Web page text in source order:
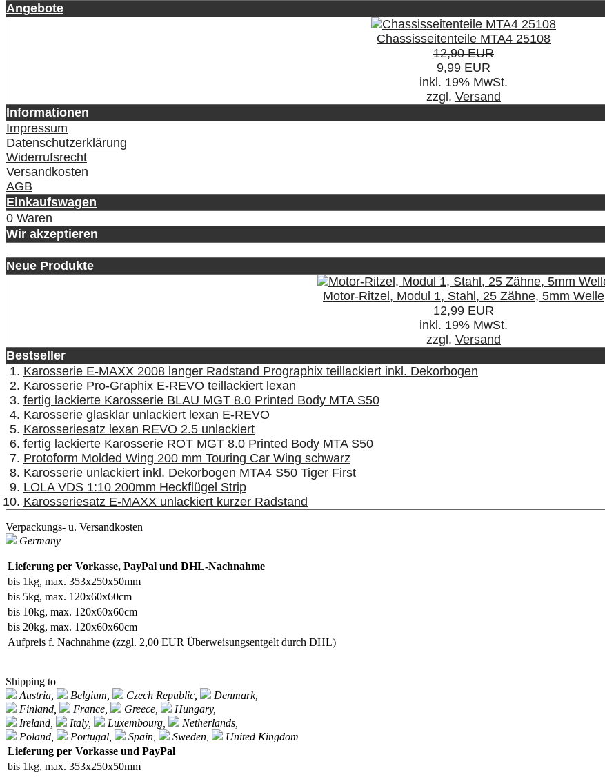
Angebote
Chassisseitenteile MTA4 25108
12,90 EUR
9,99 EUR
inkl. 19% MwSt.
zzgl. Versand
Informationen
Impressum
Datenschutzerklärung
Widerrufsrecht
Versandkosten
AGB
Einkaufswagen
0 Waren
Wir akzeptieren
Neue Produkte
Motor-Ritzel, Modul 1, Stahl, 25 Zähne, 5mm Welle
12,99 EUR
inkl. 19% MwSt.
zzgl. Versand
Bestseller
Karosserie E-MAXX 2008 langer Radstand Prographix teillackiert inkl. Dekorbogen
Karosserie Pro-Graphix E-REVO teillackiert lexan
fertig lackierte Karosserie BLAU MGT 8.0 Printed Body MTA S50
Karosserie glasklar unlackiert lexan E-REVO
Karosseriesatz lexan REVO 2.5 unlackiert
fertig lackierte Karosserie ROT MGT 8.0 Printed Body MTA S50
Protoform Molded Wing 200 mm Touring Car Wing schwarz
Karosserie unlackiert inkl. Dekorbogen MTA4 S50 Tiger First
LOLA VDS 1:10 200mm Heckflügel Strip
Karosseriesatz E-MAXX unlackiert kurzer Radstand
Verpackungs- u. Versandkosten
Germany
Lieferung per Vorkasse, PayPal und DHL-Nachnahme
bis 1kg, max. 353x250x50mm
bis 5kg, max. 120x60x60cm
bis 10kg, max. 120x60x60cm
bis 20kg, max. 120x60x60cm
Aufpreis f. Nachnahme (zzgl. 2,00 EUR Überweisungsentgelt durch DHL)
Shipping to
Austria,
Belgium, Czech Republic,
Denmark,
Finland,
France, Greece,
Hungary,
Ireland,
Italy, Luxembourg,
Netherlands,
Poland,
Portugal, Spain, Sweden,
United Kingdom
Lieferung per Vorkasse und PayPal
bis 1kg, max. 353x250x50mm